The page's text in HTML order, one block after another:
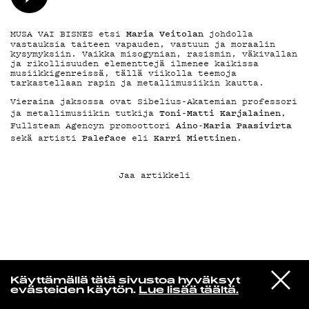
Käyttämällä tätä sivustoa hyväksyt
evästeiden käytön. Lue lisää täältä.
VIESTI
STUDIOON
Norpan maailma
MUSA VAI BISNES etsi Maria Veitolan johdolla
vastauksia taiteen vapauden, vastuun ja moraalin
kysymyksiin. Vaikka misogynian, rasismin, väkivallan
ja rikollisuuden elementtejä ilmenee kaikissa
musiikkigenreissä, tällä viikolla teemoja
tarkastellaan rapin ja metallimusiikin kautta.
Vieraina jaksossa ovat Sibelius-Akatemian professori
ja metallimusiikin tutkija Toni-Matti Karjalainen,
Fullsteam Agencyn promoottori Aino-Maria Paasivirta
sekä artisti Paleface eli Karri Miettinen.
Jaa artikkeli